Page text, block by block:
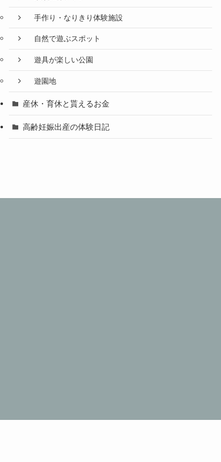
手作り・なりきり体験施設
自然で遊ぶスポット
遊具が楽しい公園
遊園地
産休・育休と貰えるお金
高齢妊娠出産の体験日記